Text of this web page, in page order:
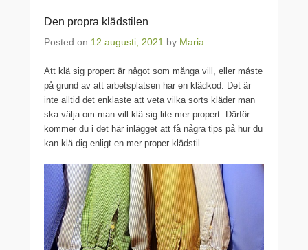
Den propra klädstilen
Posted on 12 augusti, 2021 by Maria
Att klä sig propert är något som många vill, eller måste
på grund av att arbetsplatsen har en klädkod. Det är
inte alltid det enklaste att veta vilka sorts kläder man
ska välja om man vill klä sig lite mer propert. Därför
kommer du i det här inlägget att få några tips på hur du
kan klä dig enligt en mer proper klädstil.